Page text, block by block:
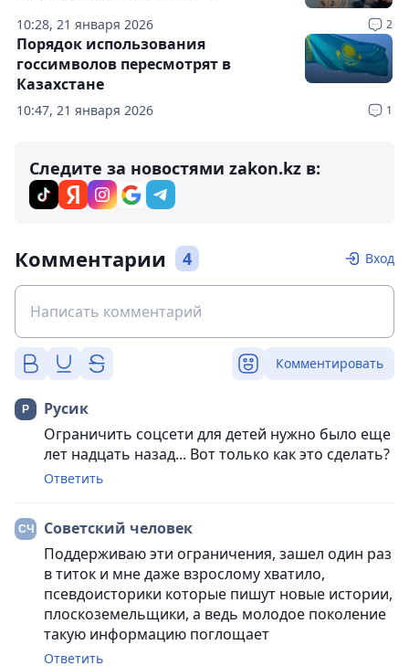
10:28, 21 января 2026 2
10:47, 21 января 2026 1
Порядок использования
госсимволов пересмотрят в
Казахстане
Следите за новостями zakon.kz в:
Комментарии 4 Вход
Комментировать
Русик
Ограничить соцсети для детей нужно было еще
лет надцать назад... Вот только как это сделать?
Ответить
Советский человек
Поддерживаю эти ограничения, зашел один раз
в титок и мне даже взрослому хватило,
псевдоисторики которые пишут новые истории,
плоскоземельщики, а ведь молодое поколение
такую информацию поглощает
Ответить